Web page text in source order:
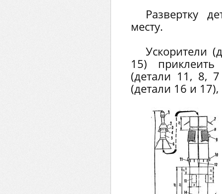
Развертку
месту.
Ускорители
15)
(детали 11, 8,
(детали 16 и